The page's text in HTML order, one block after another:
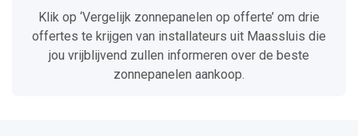
Klik op ‘Vergelijk zonnepanelen op offerte’ om drie
offertes te krijgen van installateurs uit Maassluis die
jou vrijblijvend zullen informeren over de beste
zonnepanelen aankoop.